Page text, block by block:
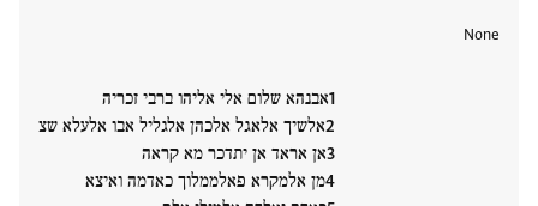
None
אבנהא שלום אלי אליהו ברבי זכריה
אלשיך אלאגל אלכהן אלגליל אבו אלעלא שצ
אן אראד אן יתדכר מא קראה
מן אלמקרא פאלממלוך כאדמה ואיצא